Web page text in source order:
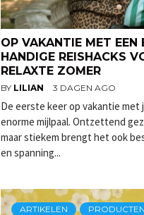
OP VAKANTIE MET EEN
HANDIGE REISHACKS
RELAXTE ZOMER
BY LILIAN 3 DAGEN AGO
De eerste keer op vakantie met
enorme mijlpaal. Ontzettend
maar stiekem brengt het ook
en spanning...
ARTIKELEN PRODUCTEN